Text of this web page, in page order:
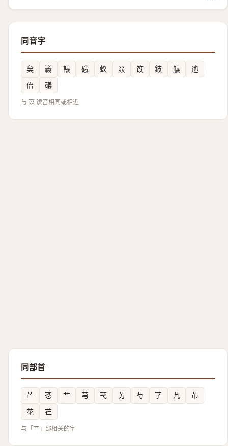
同音字
矣 㠖 轙 硪 蚁 叕 笖 鈘 艤
迆
佁
礒
与 苡 读音相同或相近
同部首
芒 芲 艹 芎 芅 艻 芍 芓 芁
芇
花
芢
与「艹」部相关的字